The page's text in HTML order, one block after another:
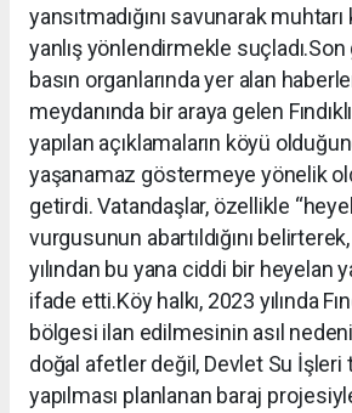
yansıtmadığını savunarak
yanlış yönlendirmekle suçladı.Son
basın organlarında yer alan
meydanında bir araya gelen
yapılan açıklamaların köyü
yaşanamaz göstermeye yönelik
getirdi. Vatandaşlar, özellikle
vurgusunun abartıldığını
yılından bu yana ciddi bir heyelan
ifade etti.Köy halkı, 2023 yılında
bölgesi ilan edilmesinin asıl
doğal afetler değil, Devlet Su İşleri
yapılması planlanan baraj